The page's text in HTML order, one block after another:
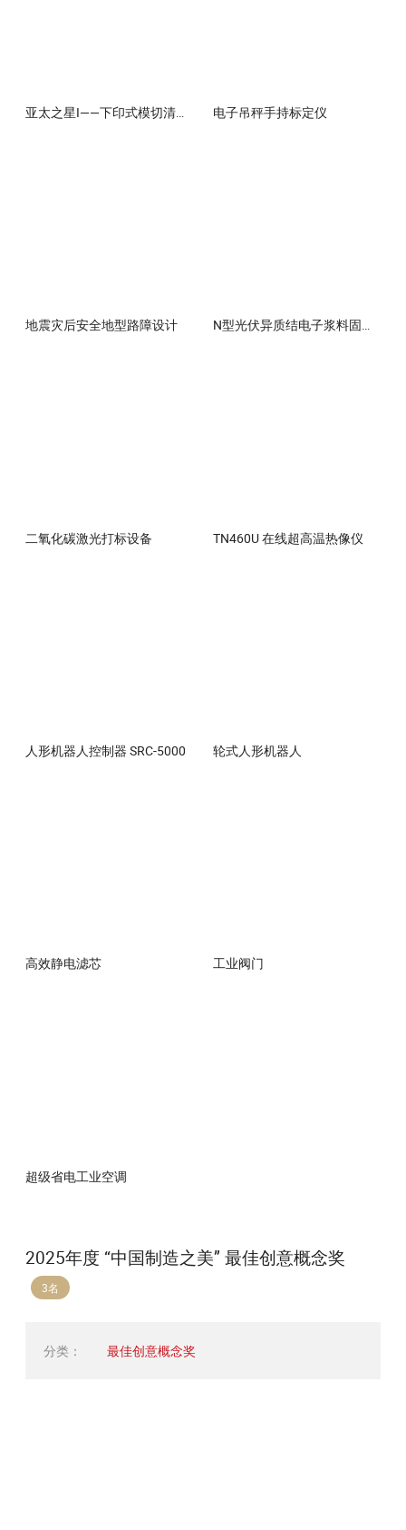
亚太之星I——下印式模切清废点数码垛收集线 电子吊秤手持标定仪
地震灾后安全地型路障设计 N型光伏异质结电子浆料固化剂
二氧化碳激光打标设备 TN460U 在线超高温热像仪
人形机器人控制器 SRC-5000 轮式人形机器人
高效静电滤芯 工业阀门
超级省电工业空调
2025年度 “中国制造之美” 最佳创意概念奖
3名
分类： 最佳创意概念奖